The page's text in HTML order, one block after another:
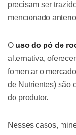
precisam ser
mencionado
O uso do pó de
alternativa,
fomentar o
de Nutrientes) são
do produtor.
Nesses casos,